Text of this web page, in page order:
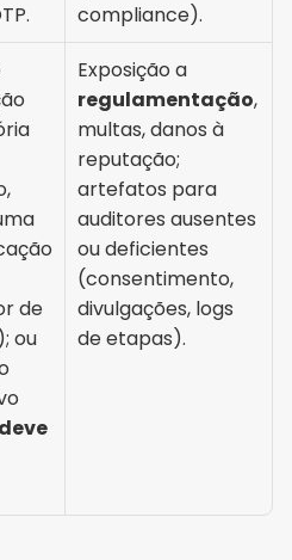
compliance).
de
ou
regulamentação,
multas, danos à
reputação;
artefatos para
auditores ausentes
ou deficientes
(consentimento,
divulgações, logs
de etapas).